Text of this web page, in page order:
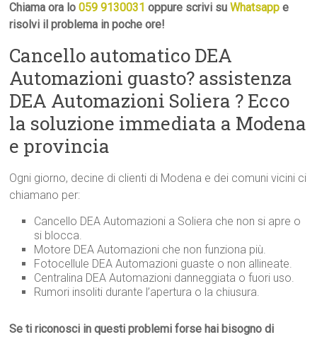
Chiama ora lo059 9130031 oppure scrivi suWhatsapp e
risolvi il problema in poche ore!
Cancello automatico DEA
Automazioni guasto? assistenza
DEA Automazioni Soliera ? Ecco
la soluzione immediata a Modena
e provincia
Ogni giorno, decine di clienti di Modena e dei comuni vicini ci
chiamano per:
Cancello DEA Automazioni a Soliera che non si apre o
si blocca.
Motore DEA Automazioni che non funziona più.
Fotocellule DEA Automazioni guaste o non allineate.
Centralina DEA Automazioni danneggiata o fuori uso.
Rumori insoliti durante l’apertura o la chiusura.
Se ti riconosci in questi problemi forse hai bisogno di